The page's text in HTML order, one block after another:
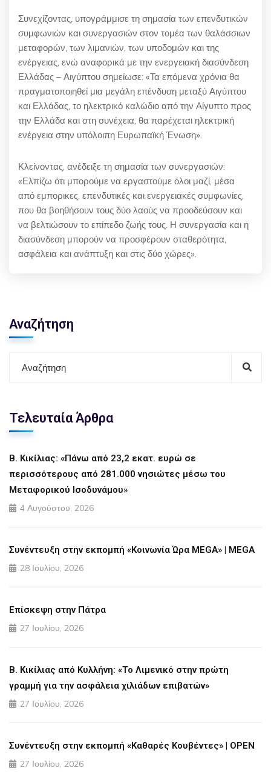
Συνεχίζοντας, υπογράμμισε τη σημασία των επενδυτικών
συμφωνιών και συνεργασιών στον τομέα των θαλάσσιων
μεταφορών, των λιμανιών, των υποδομών και της
ενέργειας, ενώ αναφορικά με την ενεργειακή διασύνδεση
Ελλάδας – Αιγύπτου σημείωσε: «Τα επόμενα χρόνια θα
πραγματοποιηθεί μια μεγάλη επένδυση μεταξύ Αιγύπτου
και Ελλάδας, το ηλεκτρικό καλώδιο από την Αίγυπτο προς
την Ελλάδα και στη συνέχεια, θα παρέχεται ηλεκτρική
ενέργεια στην υπόλοιπη Ευρωπαϊκή Ένωση».
Κλείνοντας, ανέδειξε τη σημασία των συνεργασιών:
«Ελπίζω ότι μπορούμε να εργαστούμε όλοι μαζί, μέσα
από εμπορικες, επενδυτικές και ενεργειακές συμφωνίες,
που θα βοηθήσουν τους δύο λαούς να προοδεύσουν και
να βελτιώσουν το επίπεδο ζωής τους. Η συνεργασία και η
διασύνδεση μπορούν να προσφέρουν σταθερότητα,
ασφάλεια και ανάπτυξη και στις δύο χώρες».
Αναζήτηση
Τελευταία Άρθρα
Β. Κικίλιας: «Πάνω από 23,2 εκατ. ευρώ σε
περισσότερους από 281.000 νησιώτες μέσω του
Μεταφορικού Ισοδυνάμου»
4 Αυγούστου, 2026
Συνέντευξη στην εκπομπή «Κοινωνία Ώρα MEGA» | MEGA
28 Ιουλίου, 2026
Επίσκεψη στην Πάτρα
27 Ιουλίου, 2026
Β. Κικίλιας από Κυλλήνη: «Το Λιμενικό στην πρώτη
γραμμή για την ασφάλεια χιλιάδων επιβατών»
27 Ιουλίου, 2026
Συνέντευξη στην εκπομπή «Καθαρές Κουβέντες» | OPEN
27 Ιουλίου, 2026